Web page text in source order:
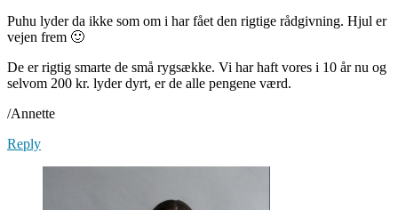
Puhu lyder da ikke som om i har fået den rigtige rådgivning. Hjul er
vejen frem 🙂
De er rigtig smarte de små rygsække. Vi har haft vores i 10 år nu og
selvom 200 kr. lyder dyrt, er de alle pengene værd.
/Annette
Reply